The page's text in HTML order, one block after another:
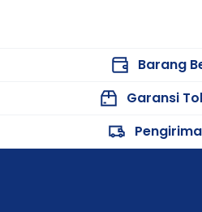
Barang
Garansi